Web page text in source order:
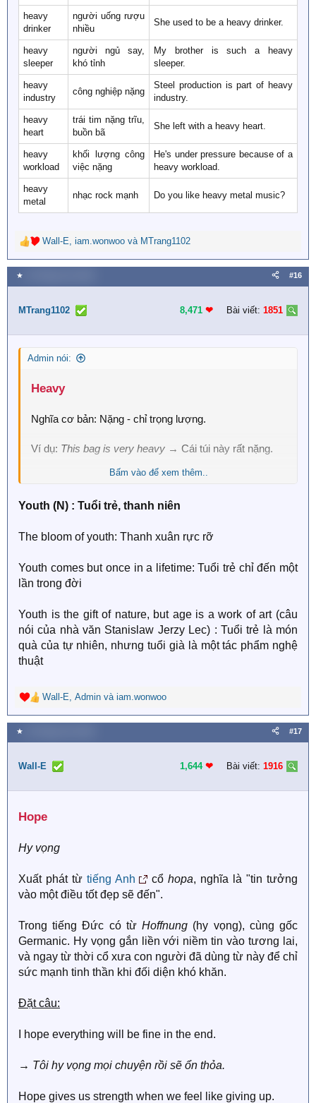
heavy
drinker
người uống rượu
nhiều
She used to be a heavy drinker.
heavy
sleeper
người ngủ say,
khó tỉnh
My brother is such a heavy
sleeper.
heavy
industry
công nghiệp nặng
Steel production is part of heavy
industry.
heavy
heart
trái tim nặng trĩu,
buồn bã
She left with a heavy heart.
heavy
workload
khối lượng công
việc nặng
He's under pressure because of a
heavy workload.
heavy
metal
nhạc rock mạnh Do you like heavy metal music?
R
e
a
c
i
n
s
Wall-E, iam.wonwoo và MTrang1102
★ #16
MTrang1102 8,471 ❤︎ Bài viết: 1851
Admin nói:
Heavy​
Nghĩa cơ bản: Nặng - chỉ trọng lượng.
Ví dụ: This bag is very heavy → Cái túi này rất nặng.
Nghĩa bóng: Nặng nề, khó chịu, khó khăn.
Ví dụ:He had a heavy heart→ Anh ấy có một trái tim
dày đặc.
mạnh, heavy voice~giọng nặng, trầm.
Người:a heavy smoker→ người hút thuốc nhiều.
từ
Việt
heavy
mưa to
It was hard to drive in the
traffic
heavy
heavy
heavy
sleeper
người ngủ say,
khó tỉnh
My brother is such a heavy
sleeper.
heavy
industry
công nghiệp
Steel production is part of
heavy industry.
heavy
heart
trái tim nặng
trĩu, buồn bã
She left with a heavy heart.
workload
metal
mạnh
music?
Bấm vào để xem thêm..
Youth (N) : Tuổi trẻ, thanh niên
The bloom of youth: Thanh xuân rực rỡ
Youth comes but once in a lifetime: Tuổi trẻ chỉ đến một
lần trong đời
Youth is the gift of nature, but age is a work of art (câu
nói của nhà văn Stanislaw Jerzy Lec) : Tuổi trẻ là món
quà của tự nhiên, nhưng tuổi già là một tác phẩm nghệ
thuật
R
e
a
c
i
n
:
Wall-E, Admin và iam.wonwoo
★ #17
Wall-E 1,644 ❤︎ Bài viết: 1916
Hope
Hy vọng
Xuất phát từ tiếng Anh cổ hopa, nghĩa là "tin tưởng
vào một điều tốt đẹp sẽ đến".
Trong tiếng Đức có từHoffnung (hy vọng), cùng gốc
Germanic. Hy vọng gắn liền với niềm tin vào tương lai,
và ngay từ thời cổ xưa con người đã dùng từ này để chỉ
sức mạnh tinh thần khi đối diện khó khăn.
Đặt câu:
I hope everything will be fine in the end.
→ Tôi hy vọng mọi chuyện rồi sẽ ổn thỏa.
Hope gives us strength when we feel like giving up.